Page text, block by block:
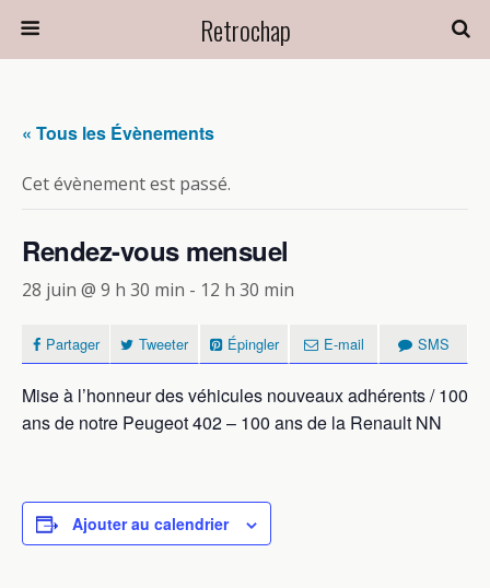
Retrochap
« Tous les Évènements
Cet évènement est passé.
Rendez-vous mensuel
28 juin @ 9 h 30 min - 12 h 30 min
Partager Tweeter Épingler E-mail SMS
Mise à l’honneur des véhicules nouveaux adhérents / 100
ans de notre Peugeot 402 – 100 ans de la Renault NN
Ajouter au calendrier